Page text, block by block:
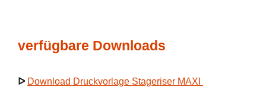
verfügbare Downloads
ᐅ Download Druckvorlage Stageriser MAXI